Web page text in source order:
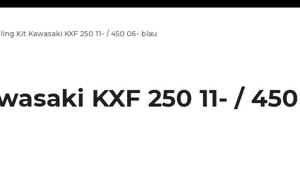
Kit Kawasaki KXF 250 11- / 450 06- blau
KXF 250 11- /